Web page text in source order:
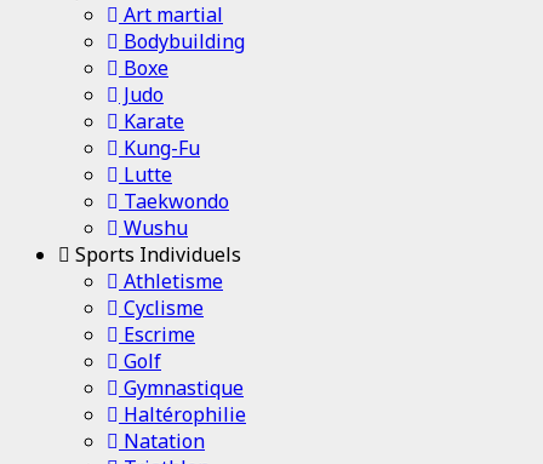
Art martial
Bodybuilding
Boxe
Judo
Karate
Kung-Fu
Lutte
Taekwondo
Wushu
Sports Individuels
Athletisme
Cyclisme
Escrime
Golf
Gymnastique
Haltérophilie
Natation